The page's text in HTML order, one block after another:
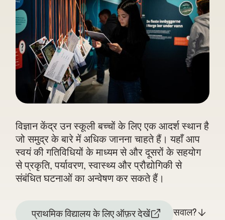
विज्ञान केंद्र उन स्कूली बच्चों के लिए एक आदर्श स्थान है
जो समुद्र के बारे में अधिक जानना चाहते हैं। यहाँ आप
स्वयं की गतिविधियों के माध्यम से और दूसरों के सहयोग
से प्रकृति, पर्यावरण, स्वास्थ्य और प्रौद्योगिकी से
संबंधित घटनाओं का अन्वेषण कर सकते हैं।
प्राथमिक विद्यालय के लिए ऑफ़र देखें सवाल?